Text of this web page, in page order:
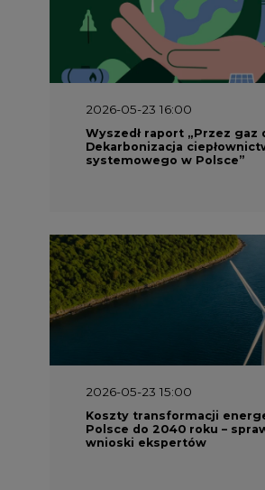
2026-05-23 16:00
Wyszedł raport „Przez gaz
Dekarbonizacja
systemowego w Polsce”
2026-05-23 15:00
Koszty transformacji
Polsce do 2040 roku –
wnioski ekspertów